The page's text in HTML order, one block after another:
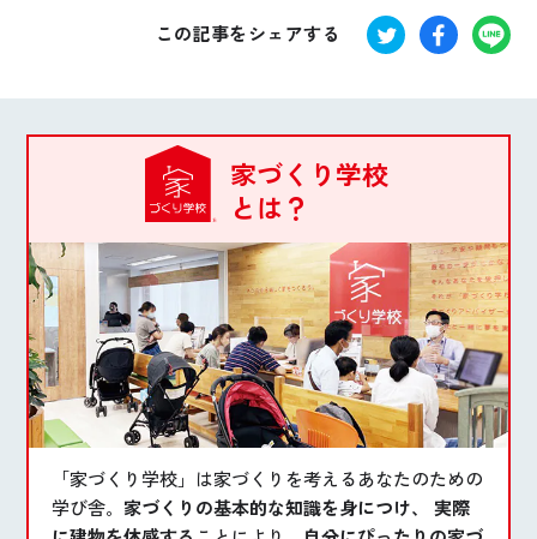
この記事をシェアする
家づくり学校
とは？
「家づくり学校」は家づくりを考えるあなたのための
学び舎。 家づくりの基本的な知識を身につけ、 実際